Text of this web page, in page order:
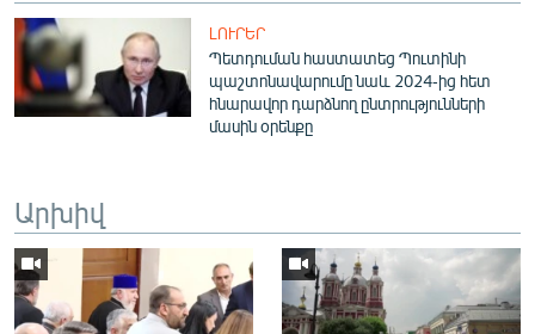
English
Русский
ՀԵՏԵՎԵՔ ՄԵԶ
«Ազատության» բոլոր կայքերը
ԼՈՒՐԵՐ
Պետդուման հաստատեց Պուտինի
պաշտոնավարումը նաև 2024-ից հետ
հնարավոր դարձնող ընտրությունների
մասին օրենքը
Արխիվ